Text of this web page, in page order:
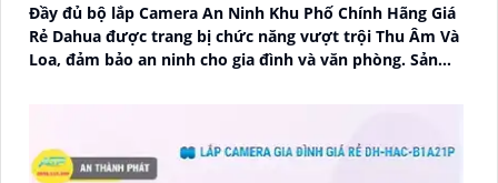
Đầy đủ bộ lắp Camera An Ninh Khu Phố Chính Hãng Giá
Rẻ Dahua được trang bị chức năng vượt trội Thu Âm Và
Loa, đảm bảo an ninh cho gia đình và văn phòng. Sản